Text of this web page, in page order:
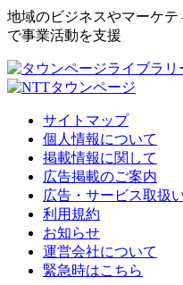
地域のビジネスやマーケ
で事業活動を支援
サイトマップ
個人情報について
掲載情報に関して
広告掲載のご案内
広告・サービス取扱
利用規約
お知らせ
運営会社について
緊急時はこちら